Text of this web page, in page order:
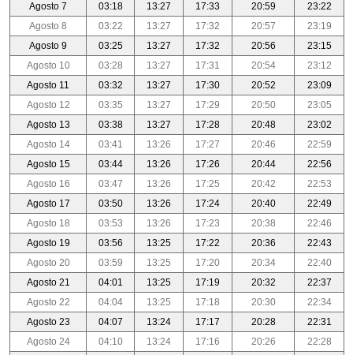
Agosto 7
03:18 13:27 17:33 20:59
23:22
Agosto 8
03:22 13:27 17:32 20:57
23:19
Agosto 9
03:25 13:27 17:32 20:56
23:15
Agosto 10
03:28 13:27 17:31 20:54
23:12
Agosto 11
03:32 13:27 17:30 20:52
23:09
Agosto 12
03:35 13:27 17:29 20:50
23:05
Agosto 13
03:38 13:27 17:28 20:48
23:02
Agosto 14
03:41 13:26 17:27 20:46
22:59
Agosto 15
03:44 13:26 17:26 20:44
22:56
Agosto 16
03:47 13:26 17:25 20:42
22:53
Agosto 17
03:50 13:26 17:24 20:40
22:49
Agosto 18
03:53 13:26 17:23 20:38
22:46
Agosto 19
03:56 13:25 17:22 20:36
22:43
Agosto 20
03:59 13:25 17:20 20:34
22:40
Agosto 21
04:01 13:25 17:19 20:32
22:37
Agosto 22
04:04 13:25 17:18 20:30
22:34
Agosto 23
04:07 13:24 17:17 20:28
22:31
Agosto 24
04:10 13:24 17:16 20:26
22:28